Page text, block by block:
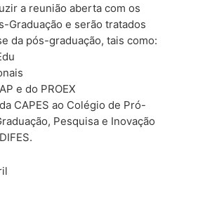
a reunião aberta com os
Graduação e serão tratados
da pós-graduação, tais como:
e do PROEX
CAPES ao Colégio de Pró-
Pesquisa e Inovação